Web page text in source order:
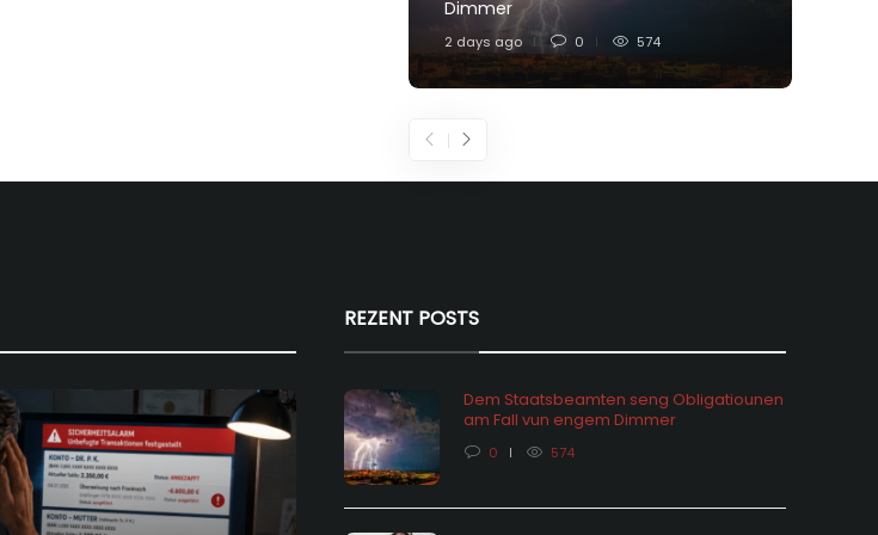
Dimmer
2 days ago 0 574
REZENT POSTS
Dem Staatsbeamten seng Obligatiounen
am Fall vun engem Dimmer
0 574